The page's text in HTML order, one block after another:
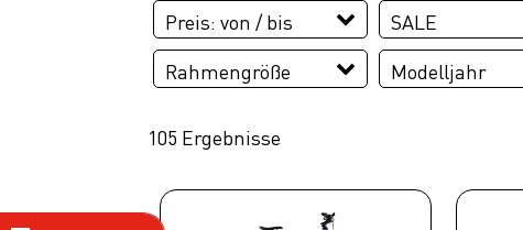
Preis: von / bis SALE
SALE
Rahmengröße
50 cm
58 cm
Modelljahr
105 Ergebnisse